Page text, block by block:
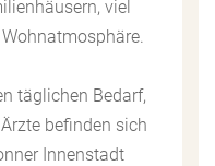
viel
täglichen Bedarf,
befinden sich
Innenstadt